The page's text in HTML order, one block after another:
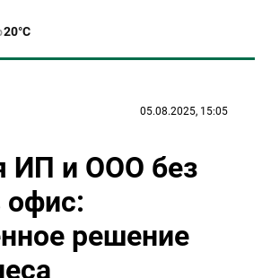
20°C
05.08.2025, 15:05
ИП и ООО без
офис:
решение